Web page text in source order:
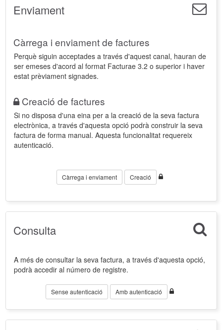
Enviament
Càrrega i enviament de factures
Perquè siguin acceptades a través d'aquest canal, hauran de
ser emeses d'acord al format Facturae 3.2 o superior i haver
estat prèviament signades.
Creació de factures
Si no disposa d'una eina per a la creació de la seva factura
electrònica, a través d'aquesta opció podrà construir la seva
factura de forma manual. Aquesta funcionalitat requereix
autenticació.
Càrrega i enviament Creació
Consulta
A més de consultar la seva factura, a través d'aquesta opció,
podrà accedir al número de registre.
Sense autenticació Amb autenticació